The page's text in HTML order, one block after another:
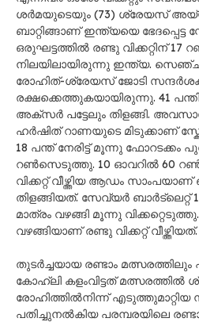
ശർമയുടെയും (73) ശ്രേയസ്
ബാറ്റിങ്ങാണ് ഇന്ത്യയെ ഭേദപ്പെട്ട
ഒരുഘട്ടത്തിൽ രണ്ടു വിക്കറ്റിന് 17
നിലയിലായിരുന്നു ഇന്ത്യ.
രോഹിത്-ശ്രേയസ് ജോടി
രക്ഷക്കെത്തുകയായിരുന്നു. 41
അക്സർ പട്ടേലും തിളങ്ങി.
ഹർഷിത് റാണയുടെ മിടുക്കാണ്
18 പന്ത് നേരിട്ട് മൂന്നു ഫോറടക്കം
റൺസെടുത്തു. 10 ഓവറിൽ 60
വിക്കറ്റ് വീഴ്ത്തിയ ആഡം
തിളങ്ങിയത്. സേവ്യർ
മാത്രം വഴങ്ങി മൂന്നു
വഴങ്ങിയാണ് രണ്ടു വിക്കറ്റ് വീഴ്ത്തിയത്.
തുടർച്ചയായ രണ്ടാം മത്സരത്തിലും
കോഹ്‍ലി കളംവിട്ടത് മത്സരത്തിൽ
രോഹിത്തിൽനിന്ന്
പതിച്ചുനൽകിയ പരമ്പരയിലെ